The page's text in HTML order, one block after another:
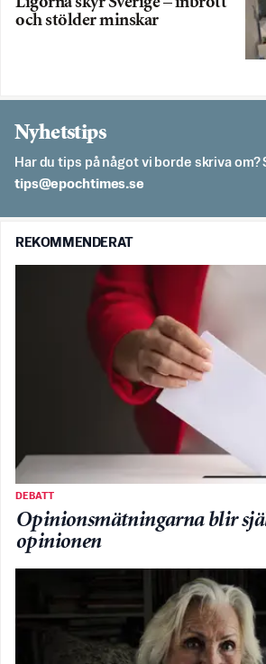
och stölder minskar
Nyhetstips
Har du tips på något vi borde skriva om?
es.semithcope@spit
REKOMMENDERAT
DEBATT
Opinionsmätningarna blir
opinionen